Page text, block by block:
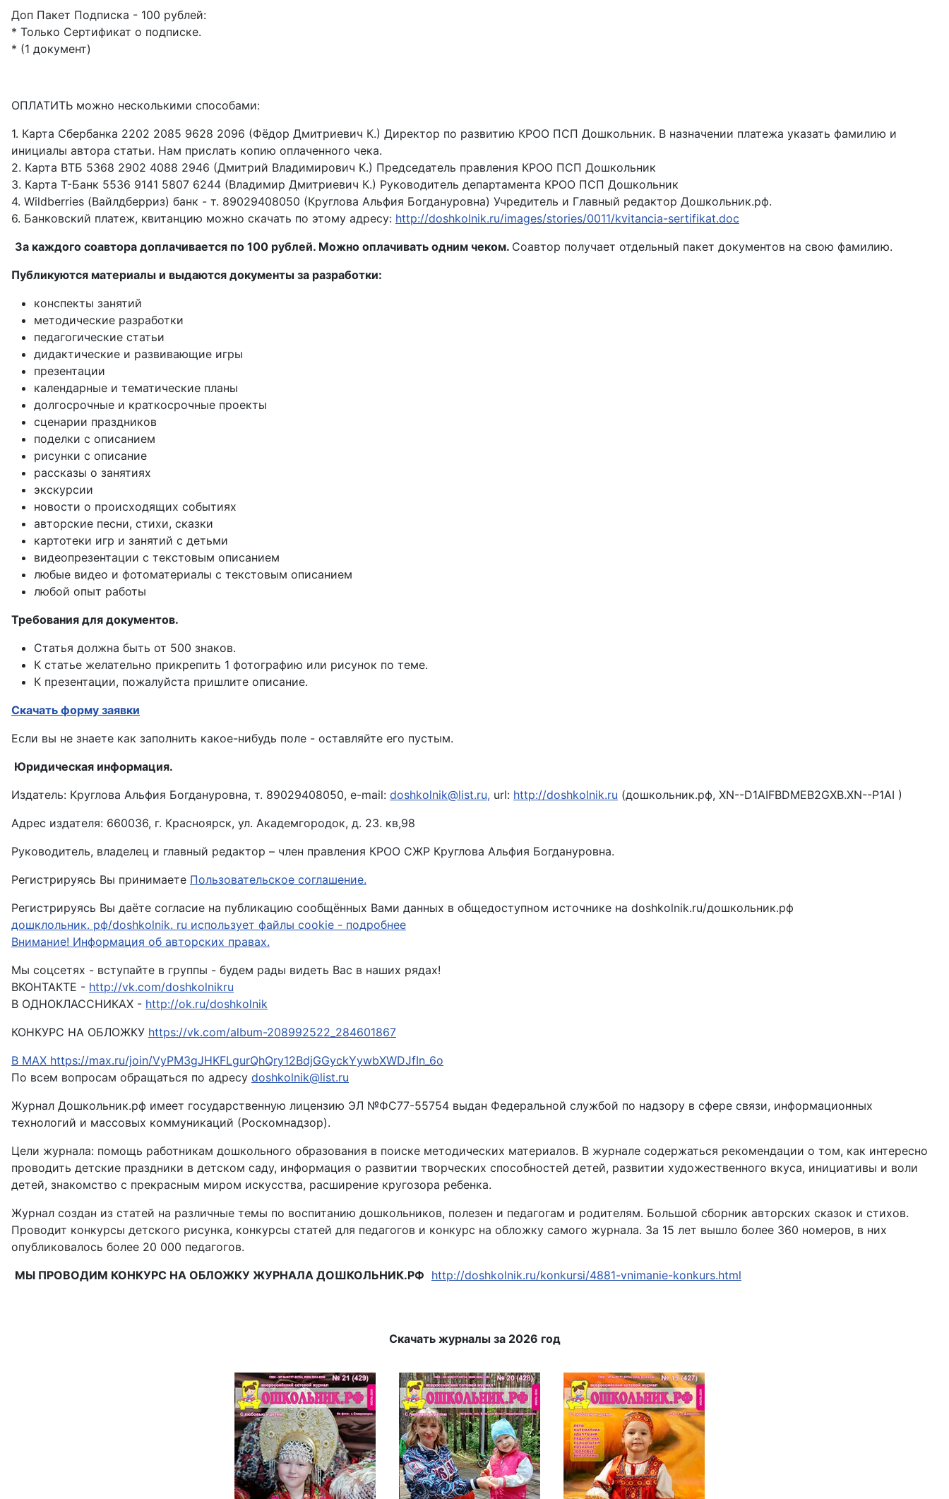
Доп Пакет Подписка - 100 рублей:
* Только Сертификат о подписке.
* (1 документ)
ОПЛАТИТЬ можно несколькими способами:
1. Карта Сбербанка 2202 2085 9628 2096 (Фёдор Дмитриевич К.) Директор по развитию КРОО ПСП Дошкольник. В назначении платежа указать фамилию и
инициалы автора статьи. Нам прислать копию оплаченного чека.
2. Карта ВТБ 5368 2902 4088 2946 (Дмитрий Владимирович К.) Председатель правления КРОО ПСП Дошкольник
3. Карта Т-Банк 5536 9141 5807 6244 (Владимир Дмитриевич К.) Руководитель департамента КРОО ПСП Дошкольник
4. Wildberries (Вайлдберриз) банк - т. 89029408050 (Круглова Альфия Богдануровна) Учредитель и Главный редактор Дошкольник.рф.
6. Банковский платеж, квитанцию можно скачать по этому адресу: http://doshkolnik.ru/images/stories/0011/kvitancia-sertifikat.doc
За каждого соавтора доплачивается по 100 рублей. Можно оплачивать одним чеком. Соавтор получает отдельный пакет документов на свою фамилию.
Публикуются материалы и выдаются документы за разработки:
конспекты занятий
методические разработки
педагогические статьи
дидактические и развивающие игры
презентации
календарные и тематические планы
долгосрочные и краткосрочные проекты
сценарии праздников
поделки с описанием
рисунки с описание
рассказы о занятиях
экскурсии
новости о происходящих событиях
авторские песни, стихи, сказки
картотеки игр и занятий с детьми
видеопрезентации с текстовым описанием
любые видео и фотоматериалы с текстовым описанием
любой опыт работы
Требования для документов.
Статья должна быть от 500 знаков.
К статье желательно прикрепить 1 фотографию или рисунок по теме.
К презентации, пожалуйста пришлите описание.
Скачать форму заявки
Если вы не знаете как заполнить какое-нибудь поле - оставляйте его пустым.
Юридическая информация.
Издатель: Круглова Альфия Богдануровна, т. 89029408050, e-mail: doshkolnik@list.ru, url: http://doshkolnik.ru (дошкольник.рф, XN--D1AIFBDMEB2GXB.XN--P1AI )
Адрес издателя: 660036, г. Красноярск, ул. Академгородок, д. 23. кв,98
Руководитель, владелец и главный редактор – член правления КРОО СЖР Круглова Альфия Богдануровна.
Регистрируясь Вы принимаете Пользовательское соглашение.
Регистрируясь Вы даёте согласие на публикацию сообщённых Вами данных в общедоступном источнике на doshkolnik.ru/дошкольник.рф
дошклольник. рф/doshkolnik. ru использует файлы cookie - подробнее
Внимание! Информация об авторских правах.
Мы соцсетях - вступайте в группы - будем рады видеть Вас в наших рядах!
ВКОНТАКТЕ - http://vk.com/doshkolnikru
В ОДНОКЛАССНИКАХ - http://ok.ru/doshkolnik
КОНКУРС НА ОБЛОЖКУ https://vk.com/album-208992522_284601867
В МАХ https://max.ru/join/VyPM3gJHKFLgurQhQry12BdjGGyckYywbXWDJfIn_6o
По всем вопросам обращаться по адресу doshkolnik@list.ru
Журнал Дошкольник.рф имеет государственную лицензию ЭЛ №ФС77-55754 выдан Федеральной службой по надзору в сфере связи, информационных
технологий и массовых коммуникаций (Роскомнадзор).
Цели журнала: помощь работникам дошкольного образования в поиске методических материалов. В журнале содержаться рекомендации о том, как интересно
проводить детские праздники в детском саду, информация о развитии творческих способностей детей, развитии художественного вкуса, инициативы и воли
детей, знакомство с прекрасным миром искусства, расширение кругозора ребенка.
Журнал создан из статей на различные темы по воспитанию дошкольников, полезен и педагогам и родителям. Большой сборник авторских сказок и стихов.
Проводит конкурсы детского рисунка, конкурсы статей для педагогов и конкурс на обложку самого журнала. За 15 лет вышло более 360 номеров, в них
опубликовалось более 20 000 педагогов.
МЫ ПРОВОДИМ КОНКУРС НА ОБЛОЖКУ ЖУРНАЛА ДОШКОЛЬНИК.РФ http://doshkolnik.ru/konkursi/4881-vnimanie-konkurs.html
Скачать журналы за 2026 год